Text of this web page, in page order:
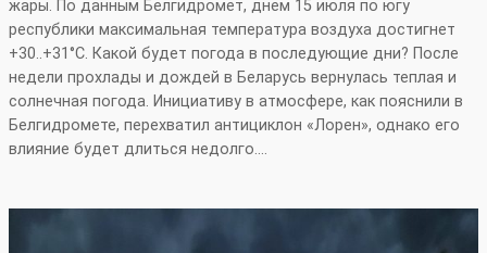
жары. По данным Белгидромет, днем 15 июля по югу
республики максимальная температура воздуха достигнет
+30..+31°С. Какой будет погода в последующие дни? После
недели прохлады и дождей в Беларусь вернулась теплая и
солнечная погода. Инициативу в атмосфере, как пояснили в
Белгидромете, перехватил антициклон «Лорен», однако его
влияние будет длиться недолго.…